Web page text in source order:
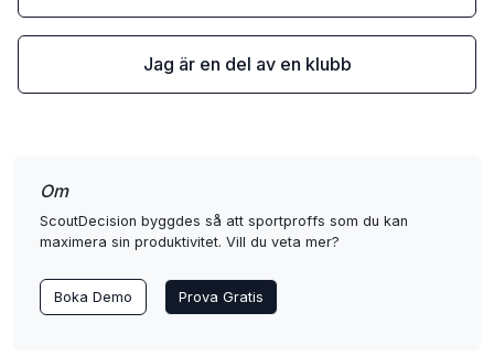
Jag är en del av en klubb
Om
ScoutDecision byggdes så att sportproffs som du kan
maximera sin produktivitet. Vill du veta mer?
Boka Demo Prova Gratis